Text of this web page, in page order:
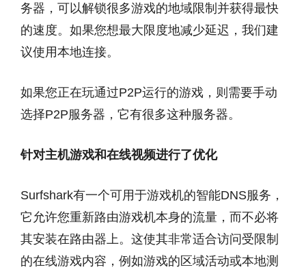
务器，可以解锁很多游戏的地域限制并获得最快
的速度。如果您想最大限度地减少延迟，我们建
议使用本地连接。
如果您正在玩通过P2P运行的游戏，则需要手动
选择P2P服务器，它有很多这种服务器。
针对主机游戏和在线视频进行了优化
Surfshark有一个可用于游戏机的智能DNS服务，
它允许您重新路由游戏机本身的流量，而不必将
其安装在路由器上。这使其非常适合访问受限制
的在线游戏内容，例如游戏的区域活动或本地测